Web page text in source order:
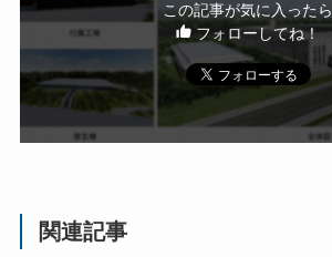
この記事が気に入ったら
フォローしてね！
関連記事